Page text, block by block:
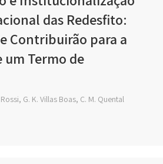
das Redesfito:
Contribuirão para a
um Termo de
G. K. Villas Boas, C. M. Quental